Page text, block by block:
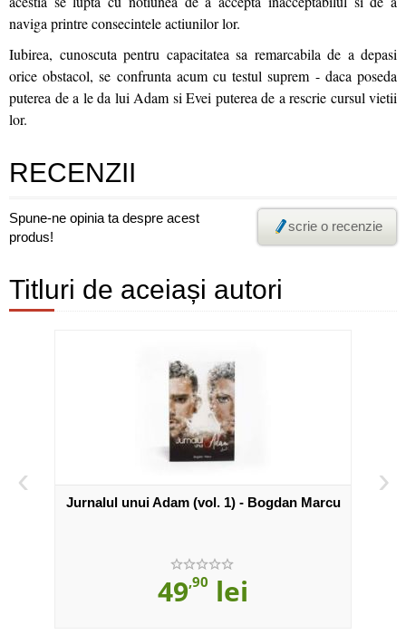
naviga printre consecintele actiunilor lor.
Iubirea, cunoscuta pentru capacitatea sa remarcabila de a depasi
orice obstacol, se confrunta acum cu testul suprem - daca poseda
puterea de a le da lui Adam si Evei puterea de a rescrie cursul vietii
lor.
RECENZII
Spune-ne opinia ta despre acest
produs!
scrie o recenzie
Titluri de aceiași autori
‹
Jurnalul unui Adam (vol. 1) - Bogdan Marcu
49,90 lei
›